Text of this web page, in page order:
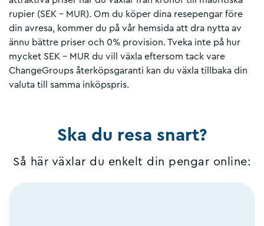
rupier (SEK – MUR). Om du köper dina resepengar före
din avresa, kommer du på vår hemsida att dra nytta av
ännu bättre priser och 0% provision. Tveka inte på hur
mycket SEK – MUR du vill växla eftersom tack vare
ChangeGroups återköpsgaranti kan du växla tillbaka din
valuta till samma inköpspris.
Ska du resa snart?
Så här växlar du enkelt din pengar online: